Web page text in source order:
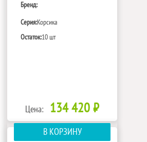
Бренд:
Серия:Корсика
Остаток:10 шт
Цена: 134 420 ₽
В КОРЗИНУ